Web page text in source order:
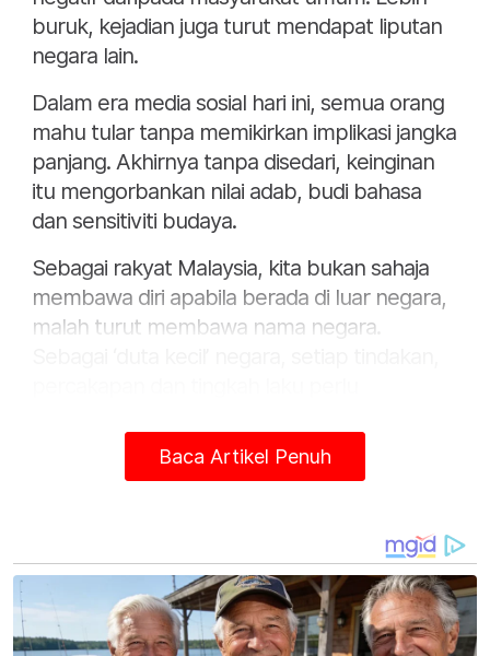
buruk, kejadian juga turut mendapat liputan
negara lain.
Dalam era media sosial hari ini, semua orang
mahu tular tanpa memikirkan implikasi jangka
panjang. Akhirnya tanpa disedari, keinginan
itu mengorbankan nilai adab, budi bahasa
dan sensitiviti budaya.
Sebagai rakyat Malaysia, kita bukan sahaja
membawa diri apabila berada di luar negara,
malah turut membawa nama negara.
menghormati serta budaya budi bahasa
yang menjadi asas masyarakat Malaysia.
Baca Artikel Penuh